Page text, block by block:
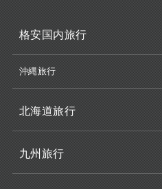
格安国内旅行
沖縄旅行
北海道旅行
九州旅行